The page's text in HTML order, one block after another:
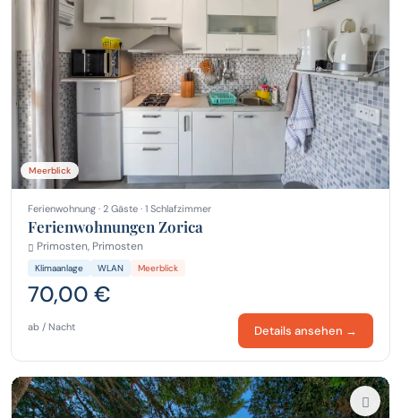
Meerblick
Ferienwohnung · 2 Gäste · 1 Schlafzimmer
Ferienwohnungen Zorica
Primosten, Primosten
Klimaanlage WLAN Meerblick
70,00 €
ab / Nacht Details ansehen →